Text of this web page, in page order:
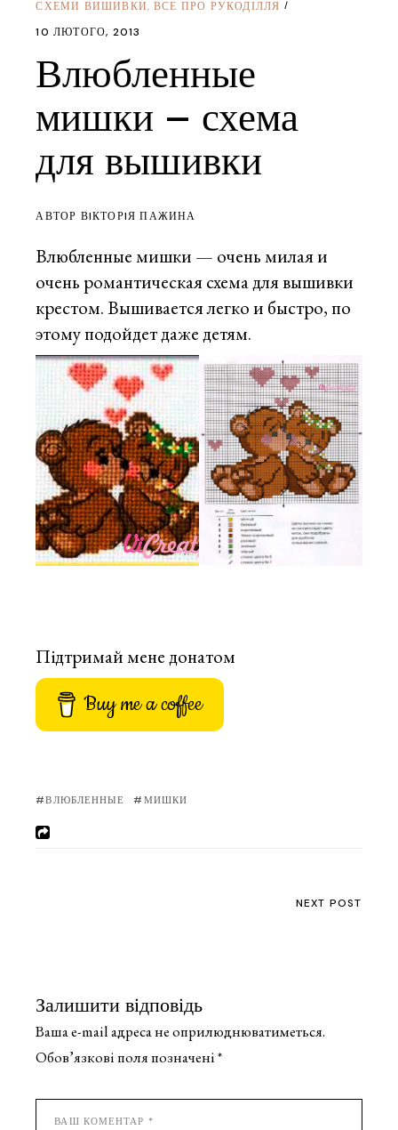
СХЕМИ ВИШИВКИ ВСЕ ПРО РУКОДІЛЛЯ
10 ЛЮТОГО, 2013
Влюбленные
мишки – схема
для вышивки
АВТОР ВIКТОРIЯ ПАЖИНА
Влюбленные мишки — очень милая и
очень романтическая схема для вышивки
крестом. Вышивается легко и быстро, по
этому подойдет даже детям.
Підтримай мене донатом
Buy me a coffee
ВЛЮБЛЕННЫЕ МИШКИ
NEXT POST
Залишити відповідь
Ваша e-mail адреса не оприлюднюватиметься.
Обов’язкові поля позначені*